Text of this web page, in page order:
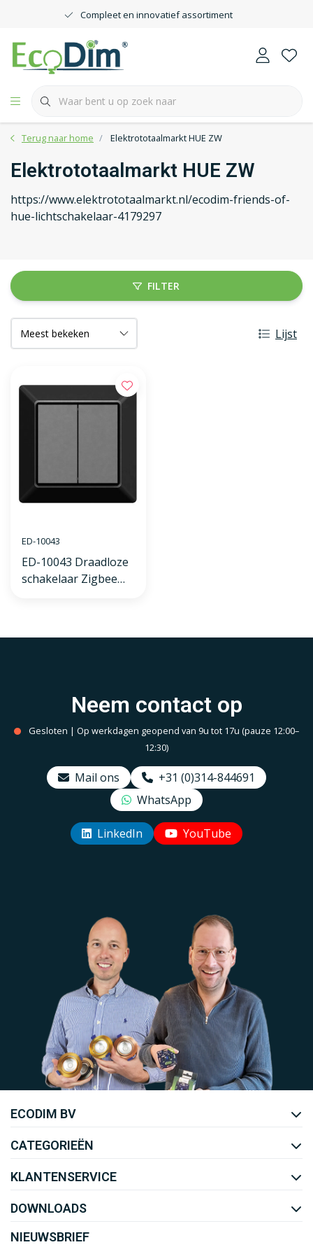
Compleet en innovatief assortiment
Terug naar home Elektrototaalmarkt HUE ZW
Elektrototaalmarkt HUE ZW
https://www.elektrototaalmarkt.nl/ecodim-friends-of-
hue-lichtschakelaar-4179297
FILTER
Lijst
ED-10043
ED-10043 Draadloze
schakelaar Zigbee
Neem contact op
Gesloten | Op werkdagen geopend van 9u tot 17u (pauze 12:00–
12:30)
Mail ons
+31 (0)314-844691
WhatsApp
LinkedIn YouTube
Uw EcoDim team
ECODIM BV
CATEGORIEËN
KLANTENSERVICE
DOWNLOADS
NIEUWSBRIEF